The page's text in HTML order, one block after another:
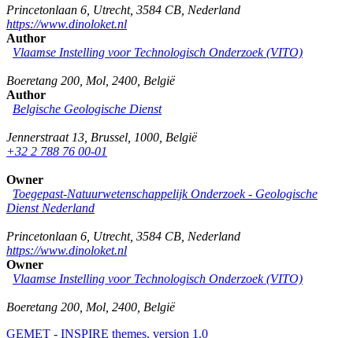
Princetonlaan 6 Utrecht, 3584 CB Nederland
https://www.dinoloket.nl
Author
Vlaamse Instelling voor Technologisch Onderzoek (VITO)
Boeretang 200 Mol 2400 België
Author
Belgische Geologische Dienst
Jennerstraat 13 Brussel 1000 België
+32 2 788 76 00-01
Owner
Toegepast-Natuurwetenschappelijk Onderzoek - Geologische
Dienst Nederland
Princetonlaan 6 Utrecht, 3584 CB Nederland
https://www.dinoloket.nl
Owner
Vlaamse Instelling voor Technologisch Onderzoek (VITO)
Boeretang 200 Mol 2400 België
GEMET - INSPIRE themes, version 1.0